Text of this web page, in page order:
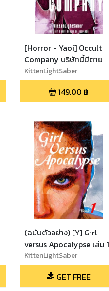
[Horror - Yaoi] Occult
Company บริษัทนี้มีตาย
KittenLightSaber
149.00 ฿
(ฉบับตัวอย่าง) [Y] Girl
versus Apocalypse เล่ม 1
KittenLightSaber
GET FREE